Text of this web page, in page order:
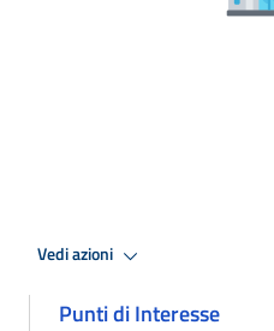
Vedi azioni
Punti di Interesse